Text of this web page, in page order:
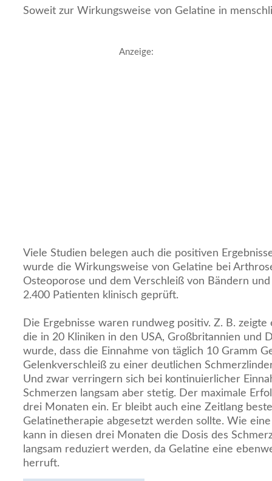
Soweit zur Wirkungsweise von Gelatine in
Anzeige:
Viele Studien belegen auch die positiven
wurde die Wirkungsweise von Gelatine bei
Osteoporose und dem Verschleiß von Bändern
2.400 Patienten klinisch geprüft.
Die Ergebnisse waren rundweg positiv. Z. B.
die in 20 Kliniken in den USA, Großbritannien und
wurde, dass die Einnahme von täglich 10 Gramm
Gelenkverschleiß zu einer deutlichen
Und zwar verringern sich bei kontinuierlicher
Schmerzen langsam aber stetig. Der maximale
drei Monaten ein. Er bleibt auch eine Zeitlang
Gelatinetherapie abgesetzt werden sollte. Wie
kann in diesen drei Monaten die Dosis des
langsam reduziert werden, da Gelatine eine
herruft.